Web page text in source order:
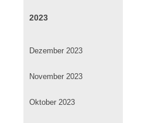
2023
Dezember 2023
November 2023
Oktober 2023